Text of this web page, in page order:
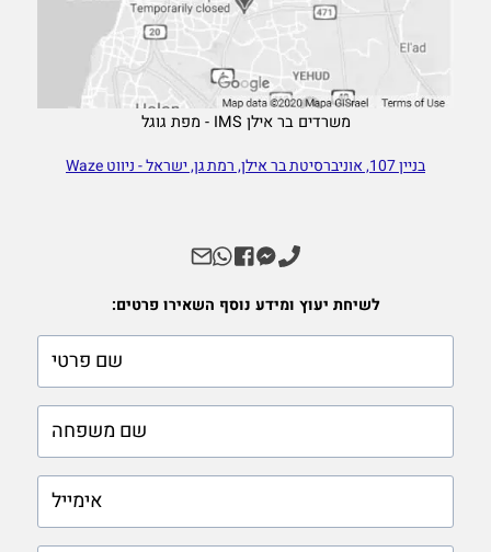
משרדים בר אילן IMS - מפת גוגל
בניין 107, אוניברסיטת בר אילן, רמת גן, ישראל - ניווט Waze
לשיחת יעוץ ומידע נוסף השאירו פרטים: